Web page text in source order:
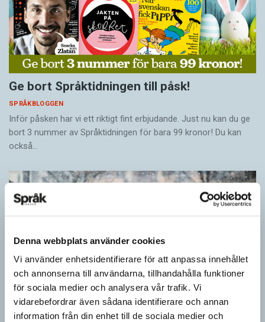
Denna webbplats använder cookies
Vi använder enhetsidentifierare för att anpassa innehållet
och annonserna till användarna, tillhandahålla funktioner
för sociala medier och analysera vår trafik. Vi
vidarebefordrar även sådana identifierare och annan
information från din enhet till de sociala medier och
Ge bort Språktidningen till påsk!
SPRÅKBLOGGEN
Inför påsken har vi ett riktigt fint erbjudande. Just nu kan du ge
bort 3 nummer av Språktidningen för bara 99 kronor! Du kan
också…